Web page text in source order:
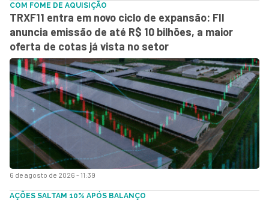
6 de agosto de 2026 - 11:39
COM FOME DE AQUISIÇÃO
TRXF11 entra em novo ciclo de expansão: FII
anuncia emissão de até R$ 10 bilhões, a maior
oferta de cotas já vista no setor
AÇÕES SALTAM 10% APÓS BALANÇO